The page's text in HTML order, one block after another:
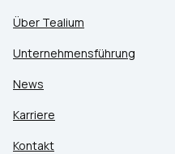
Über Tealium
Unternehmensführung
News
Karriere
Kontakt